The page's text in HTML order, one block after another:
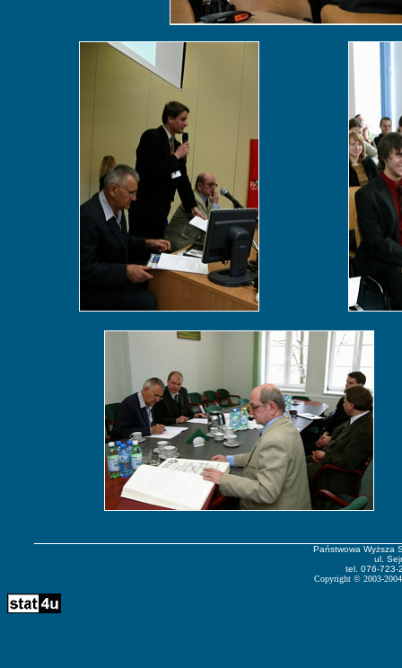
Państwowa Wyższa
ul.
tel. 076-723-
Copyright © 2003-